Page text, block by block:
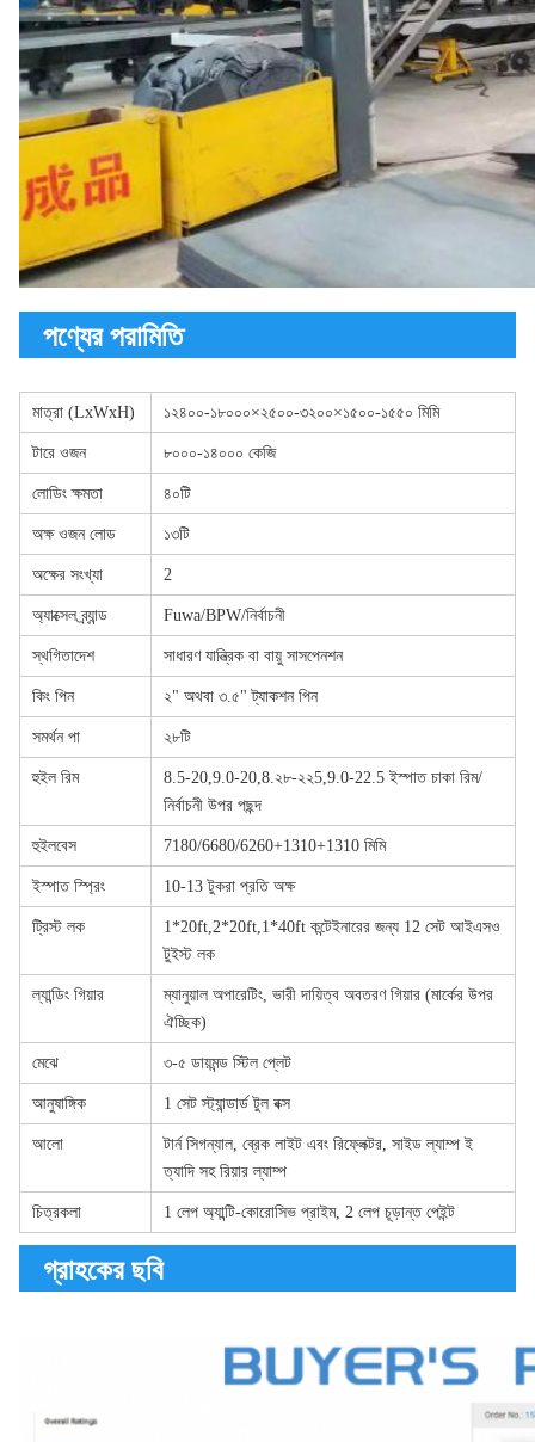
পণ্যের পরামিতি
মাত্রা (LxWxH) ১২৪০০-১৮০০০×২৫০০-৩২০০×১৫০০-১৫৫০ মিমি
টারে ওজন ৮০০০-১৪০০০ কেজি
লোডিং ক্ষমতা ৪০টি
অক্ষ ওজন লোড ১৩টি
অক্ষের সংখ্যা 2
অ্যাক্সেল ব্র্যান্ড Fuwa/BPW/নির্বাচনী
স্থগিতাদেশ সাধারণ যান্ত্রিক বা বায়ু সাসপেনশন
কিং পিন ২" অথবা ৩.৫" ট্যাকশন পিন
সমর্থন পা ২৮টি
হুইল রিম
8.5-20,9.0-20,8.২৮-২২5,9.0-22.5 ইস্পাত চাকা রিম/
নির্বাচনী উপর পছন্দ
হুইলবেস 7180/6680/6260+1310+1310 মিমি
ইস্পাত স্প্রিং 10-13 টুকরা প্রতি অক্ষ
ট্রিস্ট লক
1*20ft,2*20ft,1*40ft কন্টেইনারের জন্য 12 সেট আইএসও
টুইস্ট লক
ল্যান্ডিং গিয়ার
ম্যানুয়াল অপারেটিং, ভারী দায়িত্ব অবতরণ গিয়ার (মার্কের উপর
ঐচ্ছিক)
মেঝে ৩-৫ ডায়মন্ড স্টিল প্লেট
আনুষাঙ্গিক 1 সেট স্ট্যান্ডার্ড টুল বক্স
আলো
টার্ন সিগন্যাল, ব্রেক লাইট এবং রিফ্লেক্টর, সাইড ল্যাম্প ই
ত্যাদি সহ রিয়ার ল্যাম্প
চিত্রকলা 1 লেপ অ্যান্টি-কোরোসিভ প্রাইম, 2 লেপ চূড়ান্ত পেইন্ট
গ্রাহকের ছবি